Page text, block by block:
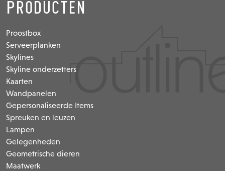
Producten
Proostbox
Serveerplanken
Skylines
Skyline onderzetters
Kaarten
Wandpanelen
Gepersonaliseerde Items
Spreuken en leuzen
Lampen
Gelegenheden
Geometrische dieren
Maatwerk